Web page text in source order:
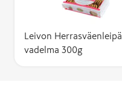
Leivon Herrasväenleipä
vadelma 300g